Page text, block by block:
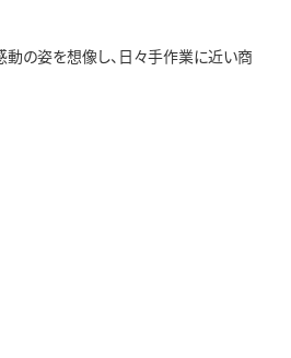
の姿を想像し、日々手作業に近い商